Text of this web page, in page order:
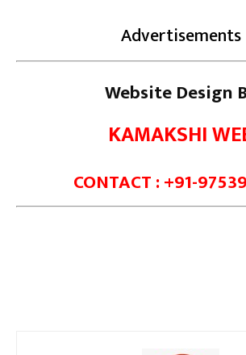
Advertisements
Website Design
KAMAKSHI
CONTACT : +91-